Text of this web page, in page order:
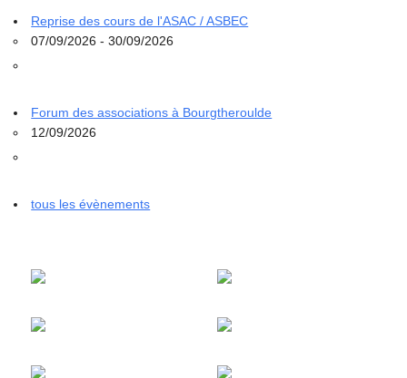
Reprise des cours de l'ASAC / ASBEC
07/09/2026 - 30/09/2026
Forum des associations à Bourgtheroulde
12/09/2026
tous les évènements